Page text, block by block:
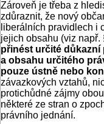
Zároveň je třeba z
zdůraznit, že nový
liberálních pravidlech i
jejich obsahu (viz např.
přinést určité
a obsahu určitého
pouze ústně nebo
závazkových vztahů,
protichůdné zájmy
některé ze stran o
právního jednání.